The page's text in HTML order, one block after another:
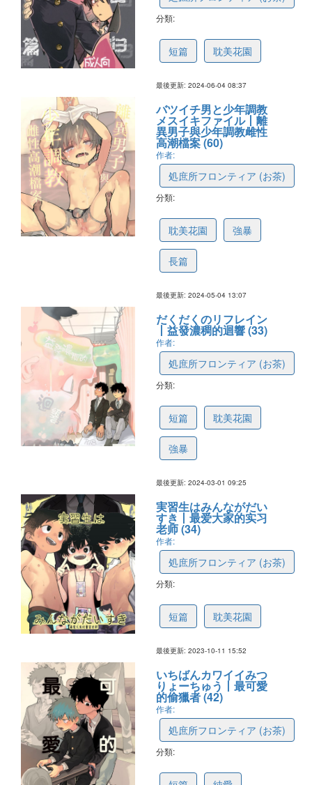
分類:
短篇 耽美花園
最後更新: 2024-06-04 08:37
バツイチ男と少年調教
メスイキファイル丨離
異男子與少年調教雌性
高潮檔案 (60)
作者:
処庶所フロンティア (お茶)
分類:
耽美花園 強暴
長篇
最後更新: 2024-05-04 13:07
だくだくのリフレイン
丨益發濃稠的迴響 (33)
作者:
処庶所フロンティア (お茶)
分類:
短篇 耽美花園
強暴
最後更新: 2024-03-01 09:25
実習生はみんながだい
すき丨最爱大家的实习
老师 (34)
作者:
処庶所フロンティア (お茶)
分類:
短篇 耽美花園
最後更新: 2023-10-11 15:52
いちばんカワイイみつ
りょーちゅう丨最可愛
的偷獵者 (42)
作者:
処庶所フロンティア (お茶)
分類: